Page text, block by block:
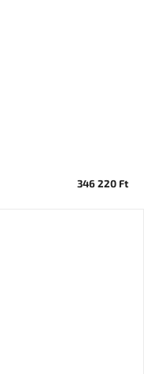
346 220 Ft